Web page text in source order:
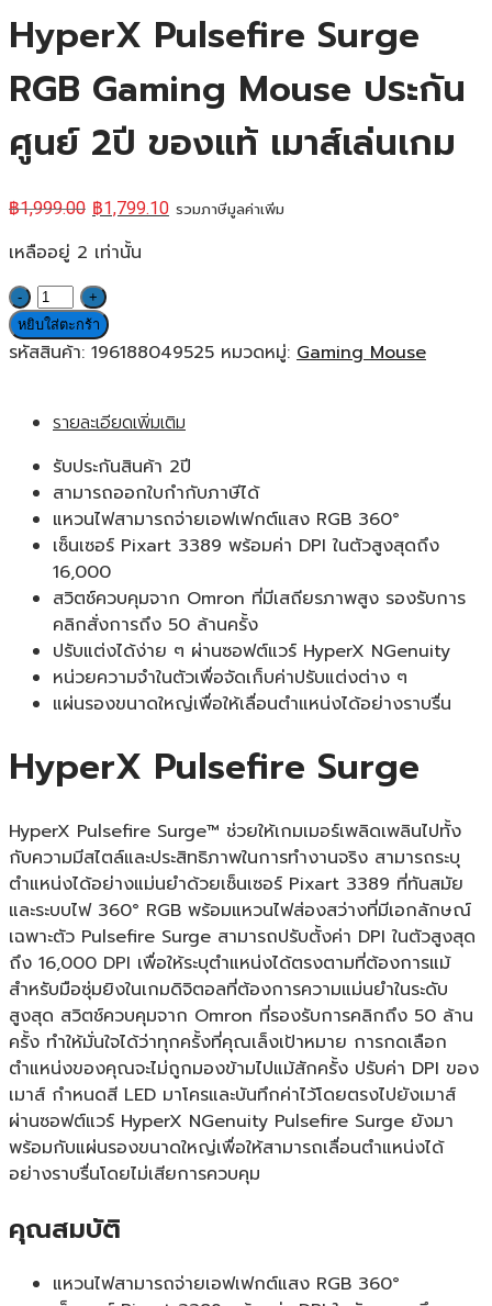
HyperX Pulsefire Surge
RGB Gaming Mouse ประกัน
ศูนย์ 2ปี ของแท้ เมาส์เล่นเกม
฿1,999.00 ฿1,799.10 รวมภาษีมูลค่าเพิ่ม
เหลืออยู่ 2 เท่านั้น
จำนวน
HyperX
Pulsefire
Gaming
Mouse
ประกัน
ศูนย์
2ปี
ของ
แท้
เมาส์
เล่น
เกม
ชิ้น
หยิบใส่ตะกร้า
รหัสสินค้า: 196188049525 หมวดหมู่: Gaming Mouse
รายละเอียดเพิ่มเติม
รับประกันสินค้า 2ปี
สามารถออกใบกำกับภาษีได้
แหวนไฟสามารถจ่ายเอฟเฟกต์แสง RGB 360°
เซ็นเซอร์ Pixart 3389 พร้อมค่า DPI ในตัวสูงสุดถึง
16,000
สวิตช์ควบคุมจาก Omron ที่มีเสถียรภาพสูง รองรับการ
คลิกสั่งการถึง 50 ล้านครั้ง
ปรับแต่งได้ง่าย ๆ ผ่านซอฟต์แวร์ HyperX NGenuity
หน่วยความจำในตัวเพื่อจัดเก็บค่าปรับแต่งต่าง ๆ
แผ่นรองขนาดใหญ่เพื่อให้เลื่อนตำแหน่งได้อย่างราบรื่น
HyperX Pulsefire Surge
HyperX Pulsefire Surge™ ช่วยให้เกมเมอร์เพลิดเพลินไปทั้ง
กับความมีสไตล์และประสิทธิภาพในการทำงานจริง สามารถระบุ
ตำแหน่งได้อย่างแม่นยำด้วยเซ็นเซอร์ Pixart 3389 ที่ทันสมัย
และระบบไฟ 360° RGB พร้อมแหวนไฟส่องสว่างที่มีเอกลักษณ์
เฉพาะตัว Pulsefire Surge สามารถปรับตั้งค่า DPI ในตัวสูงสุด
ถึง 16,000 DPI เพื่อให้ระบุตำแหน่งได้ตรงตามที่ต้องการแม้
สำหรับมือซุ่มยิงในเกมดิจิตอลที่ต้องการความแม่นยำในระดับ
สูงสุด สวิตช์ควบคุมจาก Omron ที่รองรับการคลิกถึง 50 ล้าน
ครั้ง ทำให้มั่นใจได้ว่าทุกครั้งที่คุณเล็งเป้าหมาย การกดเลือก
ตำแหน่งของคุณจะไม่ถูกมองข้ามไปแม้สักครั้ง ปรับค่า DPI ของ
เมาส์ กำหนดสี LED มาโครและบันทึกค่าไว้โดยตรงไปยังเมาส์
ผ่านซอฟต์แวร์ HyperX NGenuity Pulsefire Surge ยังมา
พร้อมกับแผ่นรองขนาดใหญ่เพื่อให้สามารถเลื่อนตำแหน่งได้
อย่างราบรื่นโดยไม่เสียการควบคุม
คุณสมบัติ
แหวนไฟสามารถจ่ายเอฟเฟกต์แสง RGB 360°